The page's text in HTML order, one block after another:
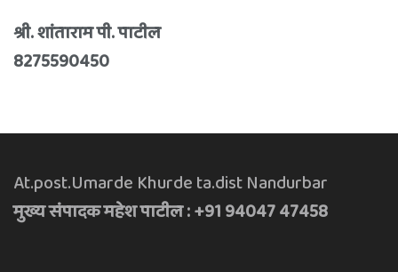
श्री. शांताराम पी. पाटील
8275590450
At.post.Umarde Khurde ta.dist Nandurbar
मुख्य संपादक महेश पाटील : +91 94047 47458